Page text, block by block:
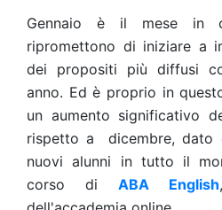
Gennaio è il mese in
ripromettono di iniziare a
dei propositi più diffusi
anno. Ed è proprio in
un aumento significativo
rispetto a dicembre, dato
nuovi alunni in tutto il
corso di ABA English